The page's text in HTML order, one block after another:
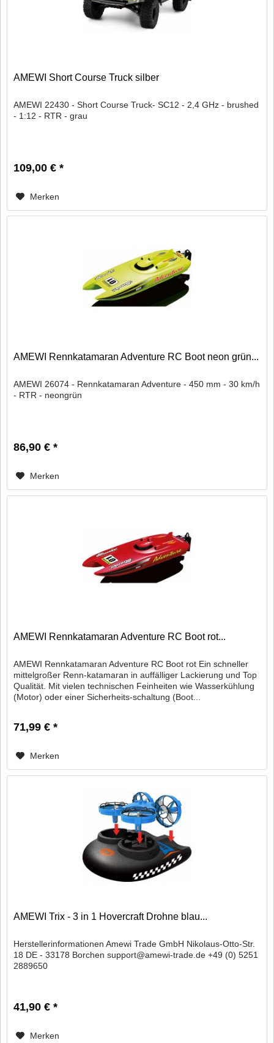
AMEWI Short Course Truck silber
AMEWI 22430 - Short Course Truck- SC12 - 2,4 GHz - brushed
- 1:12 - RTR - grau
109,00 € *
Merken
AMEWI Rennkatamaran Adventure RC Boot neon grün...
AMEWI 26074 - Rennkatamaran Adventure - 450 mm - 30 km/h
- RTR - neongrün
86,90 € *
Merken
AMEWI Rennkatamaran Adventure RC Boot rot...
AMEWI Rennkatamaran Adventure RC Boot rot Ein schneller
mittelgroßer Renn-katamaran in auffälliger Lackierung und Top
Qualität. Mit vielen technischen Feinheiten wie Wasserkühlung
(Motor) oder einer Sicherheits-schaltung (Boot...
71,99 € *
Merken
AMEWI Trix - 3 in 1 Hovercraft Drohne blau...
Herstellerinformationen Amewi Trade GmbH Nikolaus-Otto-Str.
18 DE - 33178 Borchen support@amewi-trade.de +49 (0) 5251
2889650
41,90 € *
Merken